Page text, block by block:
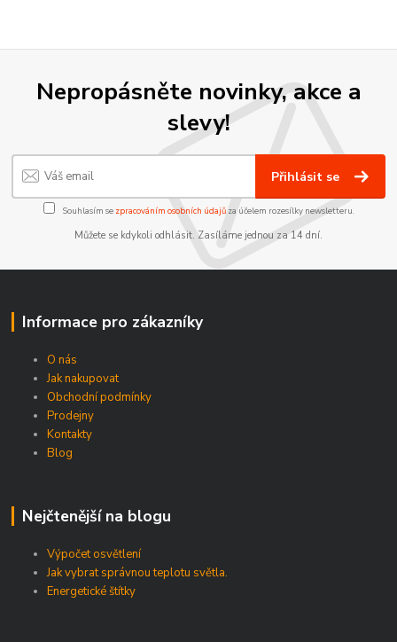
Nepropásněte novinky, akce a
slevy!
Přihlásit se
Souhlasím se zpracováním osobních údajůza účelem rozesílky newsletteru.
Můžete se kdykoli odhlásit. Zasíláme jednou za 14 dní.
Informace pro zákazníky
O nás
Jak nakupovat
Obchodní podmínky
Prodejny
Kontakty
Blog
Nejčtenější na blogu
Výpočet osvětlení
Jak vybrat správnou teplotu světla.
Energetické štítky